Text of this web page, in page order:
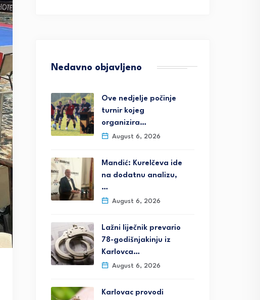
Nedavno objavljeno
Ove nedjelje počinje
turnir kojeg
organizira…
August 6, 2026
Mandić: Kurelčeva ide
na dodatnu analizu,
…
August 6, 2026
Lažni liječnik prevario
78-godišnjakinju iz
Karlovca…
August 6, 2026
Karlovac provodi